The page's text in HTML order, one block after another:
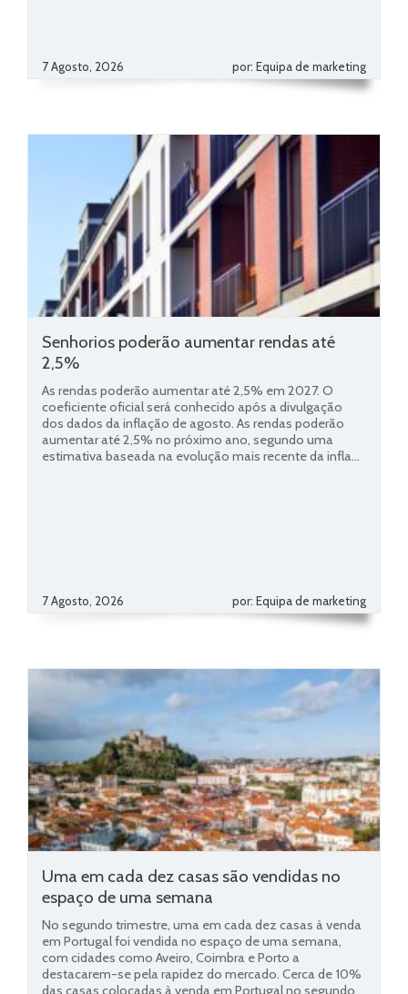
7 Agosto, 2026 por: Equipa de marketing
Senhorios poderão aumentar rendas até
2,5%
As rendas poderão aumentar até 2,5% em 2027. O
coeficiente oficial será conhecido após a divulgação
dos dados da inflação de agosto. As rendas poderão
aumentar até 2,5% no próximo ano, segundo uma
estimativa baseada na evolução mais recente da infla...
7 Agosto, 2026 por: Equipa de marketing
Uma em cada dez casas são vendidas no
espaço de uma semana
No segundo trimestre, uma em cada dez casas à venda
em Portugal foi vendida no espaço de uma semana,
com cidades como Aveiro, Coimbra e Porto a
destacarem-se pela rapidez do mercado. Cerca de 10%
das casas colocadas à venda em Portugal no segundo